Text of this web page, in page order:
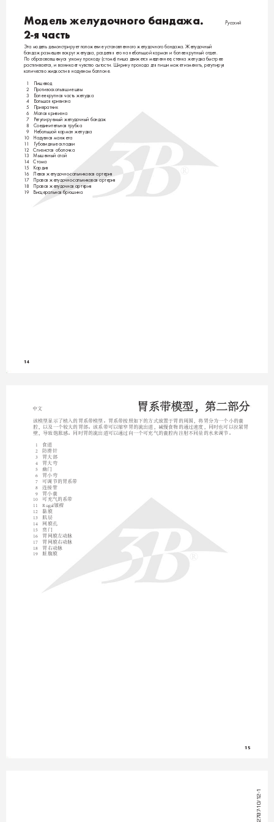
Модель желудочного бандажа. Русский
2-я часть
Эта модель демонстрирует положение установленного желудочного бандажа. Желудочный
бандаж размещен вокруг желудка, разделяя его на небольшой карман и более крупный отдел.
По образовавшемуся узкому проходу (стоме) пища движется медленнее, стенка желудка быстрее
растягивается, и возникает чувство сытости. Ширину прохода для пищи может изменять, регулируя
количество жидкости в надувном баллоне.
Пищевод
2
Противоскользящие швы
3
Более крупная часть желудка
4
Большая кривизна
5
Привратник
6
Малая кривизна
7
Регулируемый желудочный бандаж
8
Соединительная трубка
9
Небольшой карман желудка
10
Надувная манжета
Губовидные складки
12
Слизистая оболочка
13
Мышечный слой
14
Стома
15
Кардия
16
Левая желудочно-сальниковая артерия
17
Правая желудочно-сальниковая артерия
18
Правая желудочная артерия
19 Висцеральная брюшина
14
中文 胃系带模型，第二部分
该模型显示了植入的胃系带模型。胃系带按照如下的方式放置于胃的周围，将胃分为一个小的囊
腔，以及一个较大的胃部。该系带可以缩窄胃的流出道，减慢食物的通过速度，同时也可以拉紧胃
壁，导致饱胀感。同时胃的流出道可以通过向一个可充气的囊腔内注射不同量的水来调节。
1 食道
2
防滑针
3 胃大部
4
胃大弯
5
幽门
6
胃小弯
7
可调节的胃系带
8
连接管
9 胃小囊
10
可充气的系带
11 Rugal皱褶
12
黏膜
13
肌层
14 网膜孔
15
贲门
16 胃网膜左动脉
17
胃网膜右动脉
18
胃右动脉
19 脏腹膜
15
-
10/12-
1